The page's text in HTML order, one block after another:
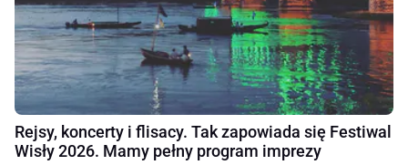
Rejsy, koncerty i flisacy. Tak zapowiada się Festiwal
Wisły 2026. Mamy pełny program imprezy